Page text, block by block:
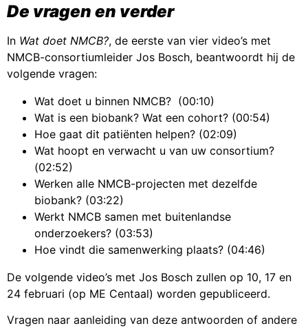
De vragen en verder
In Wat doet NMCB?, de eerste van vier video’s met
NMCB-consortiumleider Jos Bosch, beantwoordt hij de
volgende vragen:
Wat doet u binnen NMCB? (00:10)
Wat is een biobank? Wat een cohort? (00:54)
Hoe gaat dit patiënten helpen? (02:09)
Wat hoopt en verwacht u van uw consortium?
(02:52)
Werken alle NMCB-projecten met dezelfde
biobank? (03:22)
Werkt NMCB samen met buitenlandse
onderzoekers? (03:53)
Hoe vindt die samenwerking plaats? (04:46)
De volgende video’s met Jos Bosch zullen op 10, 17 en
24 februari (op ME Centaal) worden gepubliceerd.
Vragen naar aanleiding van deze antwoorden of andere